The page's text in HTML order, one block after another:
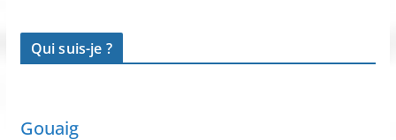
Qui suis-je ?